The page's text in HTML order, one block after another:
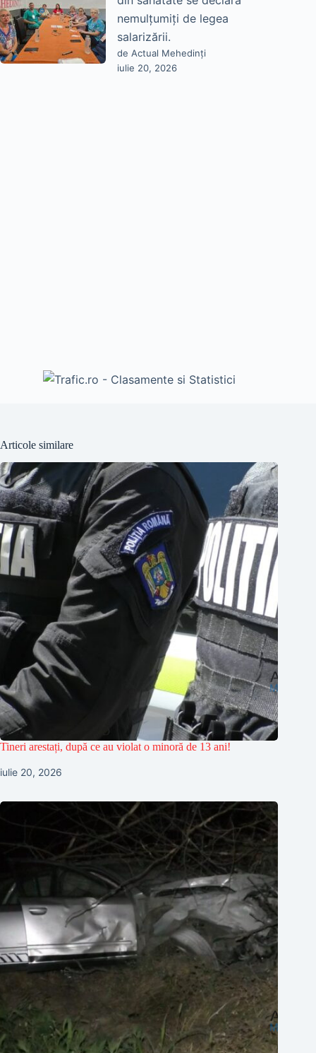
nemulțumiți de legea
salarizării.
de Actual Mehedinți
iulie 20, 2026
Articole similare
Tineri arestați, după ce au violat o minoră de 13 ani!
iulie 20, 2026